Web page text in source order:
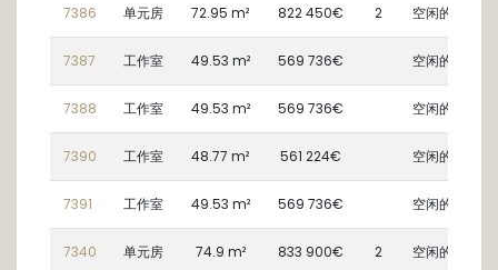
Possibilité d'acquérir un emplacement de
parking pour 80.000€ TTC
A proximité de tous les commerces, services
et écoles, les appartements se trouvent au
coeur d'un dense réseau de transports en
la gare centrale.
Pour toute information, contactez notre
7386 单元房 72.95 m² 822 450€ 2 空闲的
7387 工作室 49.53 m² 569 736€ 空闲的
7388 工作室 49.53 m² 569 736€ 空闲的
7390 工作室 48.77 m² 561 224€ 空闲的
7391 工作室 49.53 m² 569 736€ 空闲的
7340 单元房 74.9 m² 833 900€ 2 空闲的